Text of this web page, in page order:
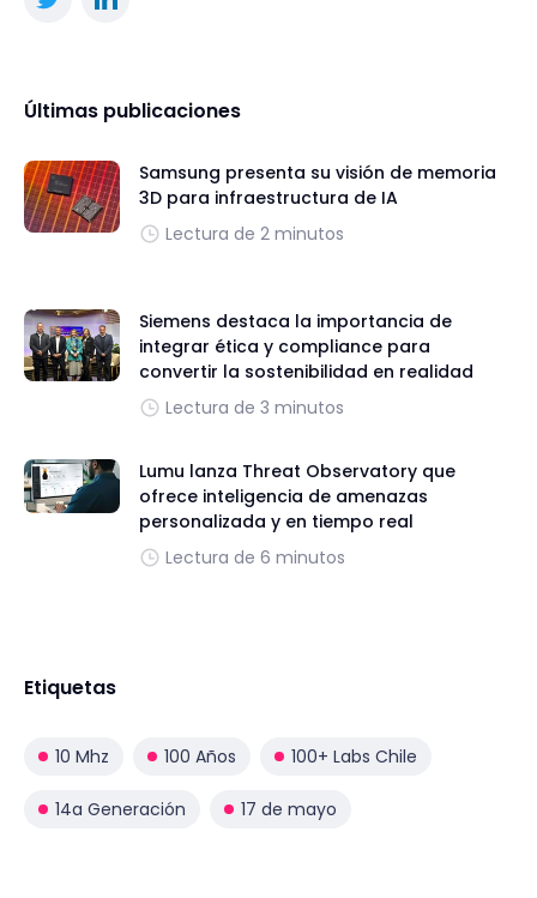
Últimas publicaciones
Samsung presenta su visión de memoria
3D para infraestructura de IA
Lectura de 2 minutos
Siemens destaca la importancia de
integrar ética y compliance para
convertir la sostenibilidad en realidad
Lectura de 3 minutos
Lumu lanza Threat Observatory que
ofrece inteligencia de amenazas
personalizada y en tiempo real
Lectura de 6 minutos
Etiquetas
10 Mhz 100 Años 100+ Labs Chile
14a Generación 17 de mayo